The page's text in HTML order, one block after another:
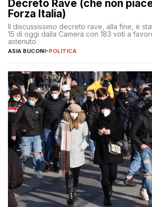
Decreto Rave (che non
Forza Italia)
Il discussissimo decreto rave, alla fine, è
15 di oggi dalla Camera con 183 voti a
astenuto
ASIA BUCONI-POLITICA